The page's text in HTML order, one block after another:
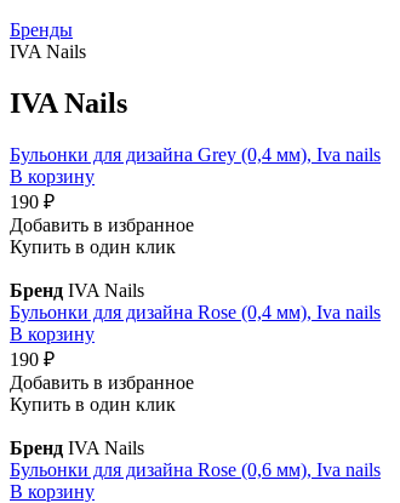
Бренды
IVA Nails
IVA Nails
Бульонки для дизайна Grey (0,4 мм), Iva nails
В корзину
190 ₽
Добавить в избранное
Купить в один клик
Бренд IVA Nails
Бульонки для дизайна Rose (0,4 мм), Iva nails
В корзину
190 ₽
Добавить в избранное
Купить в один клик
Бренд IVA Nails
Бульонки для дизайна Rose (0,6 мм), Iva nails
В корзину